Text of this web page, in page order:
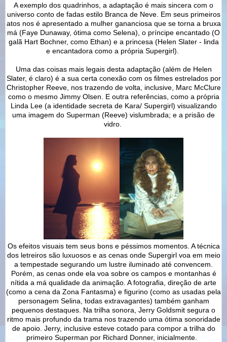
A exemplo dos quadrinhos, a adaptação é mais sincera com o
universo conto de fadas estilo Branca de Neve. Em seus primeiros
atos nos é apresentado a mulher gananciosa que se torna a bruxa
má (Faye Dunaway, ótima como Selena), o príncipe encantado (O
galã Hart Bochner, como Ethan) e a princesa (Helen Slater - linda
e encantadora como a própria Supergirl).
Uma das coisas mais legais desta adaptação (além de Helen
Slater, é claro) é a sua certa conexão com os filmes estrelados por
Christopher Reeve, nos trazendo de volta, inclusive, Marc McClure
como o mesmo Jimmy Olsen. E outra referências, como a própria
Linda Lee (a identidade secreta de Kara/ Supergirl) visualizando
uma imagem do Superman (Reeve) vislumbrada; e a prisão de
vidro.
Os efeitos visuais tem seus bons e péssimos momentos. A técnica
dos letreiros são luxuosos e as cenas onde Supergirl voa em meio
a tempestade segurando um lustre iluminado até convencem.
Porém, as cenas onde ela voa sobre os campos e montanhas é
nítida a má qualidade da animação. A fotografia, direção de arte
(como a cena da Zona Fantasma) e figurino (como as usadas pela
personagem Selina, todas extravagantes) também ganham
pequenos destaques. Na trilha sonora, Jerry Goldsmit segura o
ritmo mais profundo da trama nos trazendo uma ótima sonoridade
de apoio. Jerry, inclusive esteve cotado para compor a trilha do
primeiro Superman por Richard Donner, inicialmente.